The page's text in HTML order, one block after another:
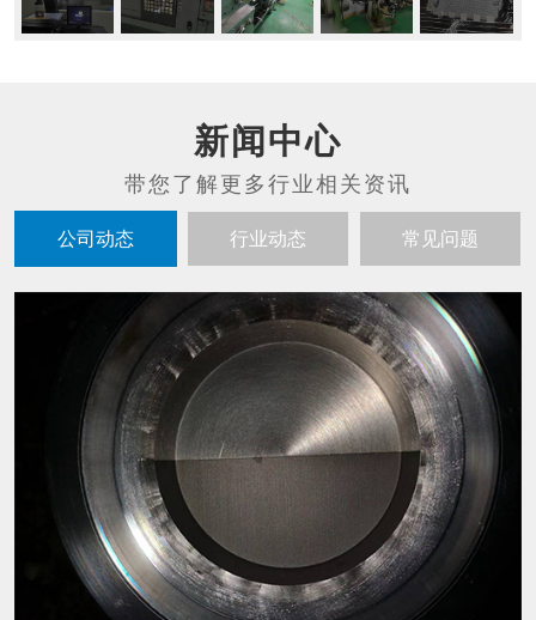
新闻中心
公司动态 行业动态 常见问题